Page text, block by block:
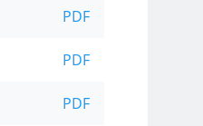
PDF
PDF
PDF